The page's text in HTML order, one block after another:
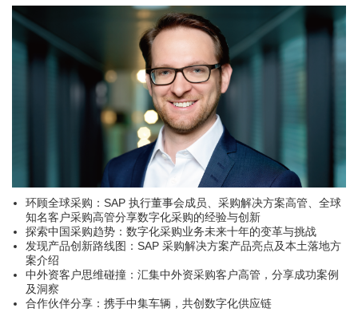
环顾全球采购：SAP 执行董事会成员、采购解决方案高管、全球
知名客户采购高管分享数字化采购的经验与创新
探索中国采购趋势：数字化采购业务未来十年的变革与挑战
发现产品创新路线图：SAP 采购解决方案产品亮点及本土落地方
案介绍
中外资客户思维碰撞：汇集中外资采购客户高管，分享成功案例
及洞察
合作伙伴分享：携手中集车辆，共创数字化供应链